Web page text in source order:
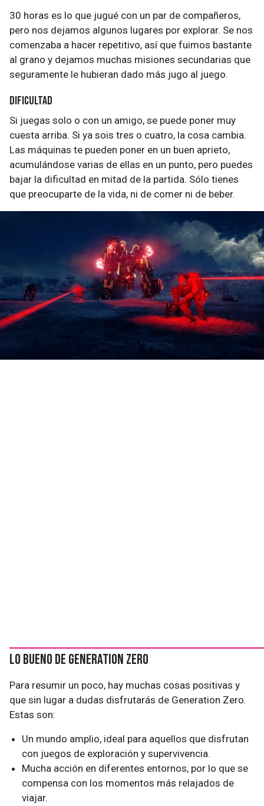
30 horas es lo que jugué con un par de compañeros,
pero nos dejamos algunos lugares por explorar. Se nos
comenzaba a hacer repetitivo, así que fuimos bastante
al grano y dejamos muchas misiones secundarias que
seguramente le hubieran dado más jugo al juego.
Dificultad
Si juegas solo o con un amigo, se puede poner muy
cuesta arriba. Si ya sois tres o cuatro, la cosa cambia.
Las máquinas te pueden poner en un buen aprieto,
acumulándose varias de ellas en un punto, pero puedes
bajar la dificultad en mitad de la partida. Sólo tienes
que preocuparte de la vida, ni de comer ni de beber.
Lo bueno de Generation Zero
Para resumir un poco, hay muchas cosas positivas y
que sin lugar a dudas disfrutarás de Generation Zero.
Estas son:
Un mundo amplio, ideal para aquellos que disfrutan
con juegos de exploración y supervivencia.
Mucha acción en diferentes entornos, por lo que se
compensa con los momentos más relajados de
viajar.